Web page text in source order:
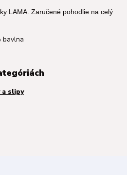
LAMA. Zaručené pohodlie na celý
bavlna
a slipy